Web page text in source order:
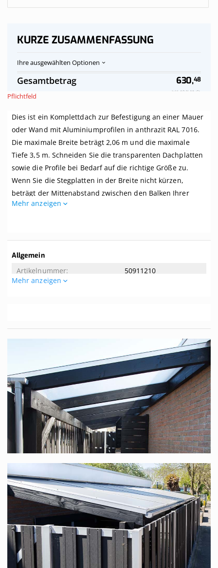
Pflichtfeld
KURZE ZUSAMMENFASSUNG
Ihre ausgewählten Optionen
Polycarbonat-
Stegplatten
Dach
klar
an
Mauer,
bis
2,06
x
Tiefe
bis
3,5
m.
Auf
Vorrat
Gesamtbetrag 630,48
Inkl. 19 % MwSt.
Dies ist ein Komplettdach zur Befestigung an einer Mauer
oder Wand mit Aluminiumprofilen in anthrazit RAL 7016.
Die maximale Breite beträgt 2,06 m und die maximale
Tiefe 3,5 m. Schneiden Sie die transparenten Dachplatten
sowie die Profile bei Bedarf auf die richtige Größe zu.
Wenn Sie die Stegplatten in der Breite nicht kürzen,
beträgt der Mittenabstand zwischen den Balken Ihrer
Überdachung 1 Meter.
Dach wird ohne Unterkonstruktion geliefert. Der
empfohlene Dachversatz beträgt 8 Grad. Tipp! Die Breite
der mitgelieferten Aluminium-Oberprofile beträgt 65 mm.
Ist das genau das, was Sie suchen? Hier können Sie ein
Komplettdach nach Maß
Sie suchen nach einem Komplettdach mit einer
Unterkonstruktion aus Douglasienholz, speziell für Sie
nach Maß produziert? Diese finden Sie unter
Douglasienholz Terrassenüberdachung nach Maß.
Polycarbonat-Komplettdach in vielen
verschiedenen Maßen
Dieses Komplettdach bieten wir in vielen verschiedenen
Maßen an. Die Standardbreite reicht von 1,06 m bis
12,06 m (dank unseres modularen Systems ist die Breite
stufenlos), die Tiefe ist in 6 Größen verfügbar, 2,5 m, 3 m,
3,5 m, 4 m, 4,5 m und 5 m. In jedem Fall haben Sie die
Wahl zwischen transparenten oder opalweißen Platten.
Bedenken Sie, dass Sie, wenn Sie mit mehreren Personen
an einem Tisch sitzen möchten, eine Tiefe von mindestens
3,5 m wählen sollten.
Mehr anzeigen
Weitere
Informationen
Allgemein
50911210
3.5
Mehr anzeigen